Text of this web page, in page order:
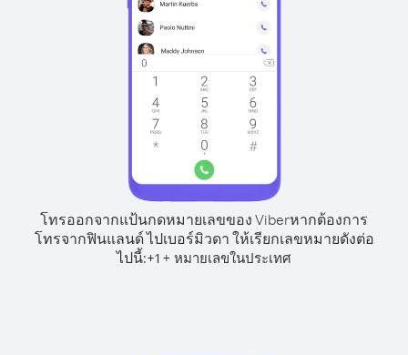
โทรออกจากแป้นกดหมายเลขของ Viberหากต้องการ
โทรจากฟินแลนด์ ไปเบอร์มิวดา ให้เรียกเลขหมายดังต่อ
ไปนี้:+1 + หมายเลขในประเทศ